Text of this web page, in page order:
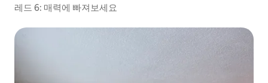
레드 6: 매력에 빠져보세요